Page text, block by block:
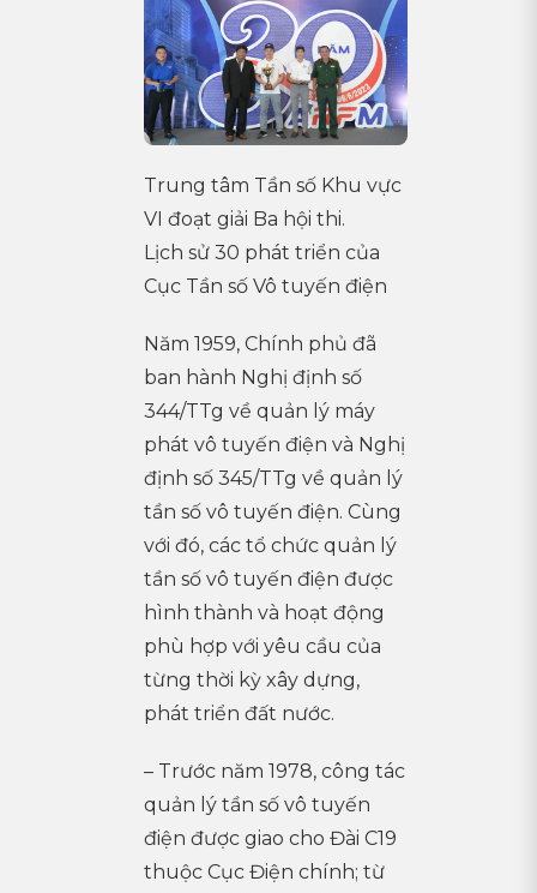
Trung tâm Tần số Khu vực
VI đoạt giải Ba hội thi.
Lịch sử 30 phát triển của
Cục Tần số Vô tuyến điện
Năm 1959, Chính phủ đã
ban hành Nghị định số
344/TTg về quản lý máy
phát vô tuyến điện và Nghị
định số 345/TTg về quản lý
tần số vô tuyến điện. Cùng
với đó, các tổ chức quản lý
tần số vô tuyến điện được
hình thành và hoạt động
phù hợp với yêu cầu của
từng thời kỳ xây dựng,
phát triển đất nước.
– Trước năm 1978, công tác
quản lý tần số vô tuyến
điện được giao cho Đài C19
thuộc Cục Điện chính; từ